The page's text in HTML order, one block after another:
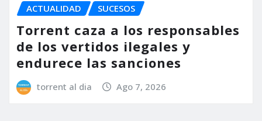
ACTUALIDAD SUCESOS
Torrent caza a los responsables
de los vertidos ilegales y
endurece las sanciones
torrent al dia Ago 7, 2026